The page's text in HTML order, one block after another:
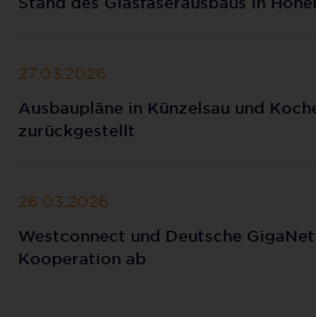
27.03.2026
Ausbaupläne in Künzelsau und
zurückgestellt
26.03.2026
Westconnect und Deutsche
Kooperation ab